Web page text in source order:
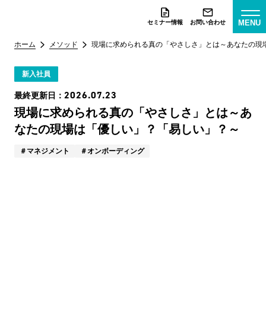
セミナー情報 お問い合わせ MENU
ホーム メソッド 現場に求められる真の「やさしさ」とは～あなたの
新入社員
最終更新日： 2026.07.23
現場に求められる真の「やさしさ」とは～あ
なたの現場は「優しい」？「易しい」？～
マネジメント オンボーディング